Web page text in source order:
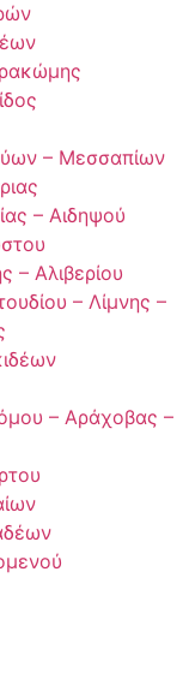
– Μεσσαπίων
– Αιδηψού
– Αλιβερίου
– Λίμνης –
– Αράχοβας –